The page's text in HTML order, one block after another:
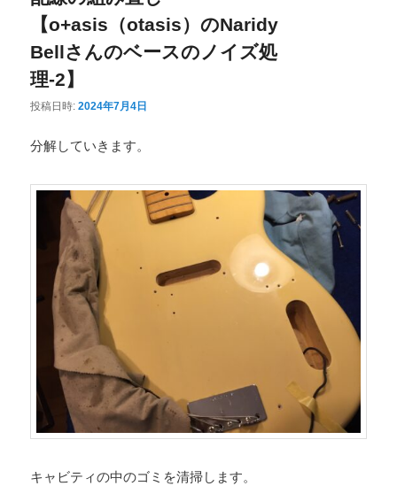
【o+asis（otasis）のNaridy
Bellさんのベースのノイズ処
理-2】
投稿日時:2024年7月4日
分解していきます。
キャビティの中のゴミを清掃します。